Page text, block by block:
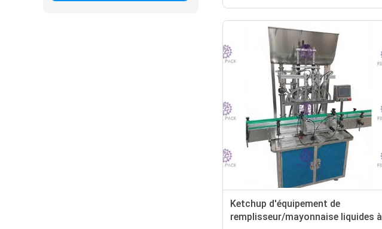
Ketchup d'équipement de
remplisseur/mayonnaise liquides à